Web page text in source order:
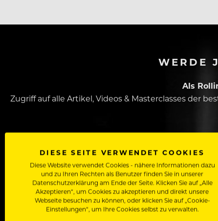
WERDE
Als
Zugriff auf alle Artikel, Videos & Masterclasses der
Dein Vorname
DIESE SEITE VERWENDET COOKIES
Diese Website verwendet Cookies - nähere Informationen dazu
und zu Ihren Rechten als Benutzer finden Sie in unserer
Datenschutzerklärung am Ende der Seite. Klicken Sie auf „Alle
Akzeptieren“, um Cookies zu akzeptieren und direkt unsere
Webseite besuchen zu können, oder klicken Sie auf „Cookie-
Einstellungen“, um Ihre Cookies selbst zu verwalten.